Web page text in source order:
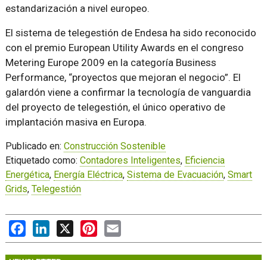
estandarización a nivel europeo.
El sistema de telegestión de Endesa ha sido reconocido
con el premio European Utility Awards en el congreso
Metering Europe 2009 en la categoría Business
Performance, “proyectos que mejoran el negocio”. El
galardón viene a confirmar la tecnología de vanguardia
del proyecto de telegestión, el único operativo de
implantación masiva en Europa.
Publicado en: Construcción Sostenible
Etiquetado como: Contadores Inteligentes, Eficiencia
Energética, Energía Eléctrica, Sistema de Evacuación, Smart
Grids, Telegestión
FacebookLinkedIn
X PinterestEmail